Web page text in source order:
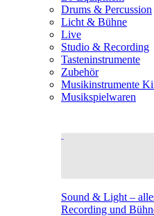
Drums & Percussion
Licht & Bühne
Live
Studio & Recording
Tasteninstrumente
Zubehör
Musikinstrumente
Musikspielwaren
Sound & Light –
Recording und